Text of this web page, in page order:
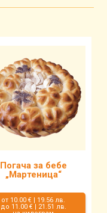
Погача за бебе
„Мартеница“
от 10.00 € | 19.56 лв.
до 11.00 € | 21.51 лв.